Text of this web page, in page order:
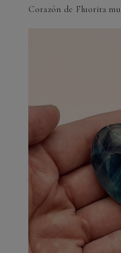
Corazón de Fluorita